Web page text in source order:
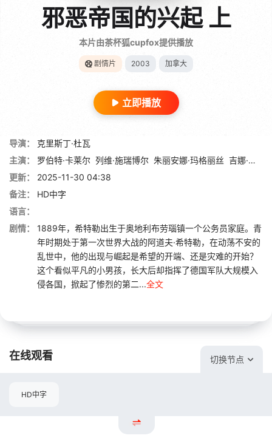
邪恶帝国的兴起 上
本片由茶杯狐cupfox提供播放
剧情片 2003 加拿大
立即播放
导演：
克里斯丁·杜瓦
主演：
罗伯特·卡莱尔 列维·施瑞博尔 朱丽安娜·玛格丽丝 吉娜·马隆
更新：
2025-11-30 04:38
备注：
HD中字
语言：
剧情：
1889年，希特勒出生于奥地利布劳瑙镇一个公务员家庭。青
年时期处于第一次世界大战的阿道夫·希特勒，在动荡不安的
乱世中，他的出现与崛起是希望的开端、还是灾难的开始？
这个看似平凡的小男孩，长大后却指挥了德国军队大规模入
侵各国，掀起了惨烈的第二...全文
在线观看 切换节点
HD中字